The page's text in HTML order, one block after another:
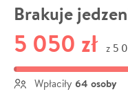
Brakuje
5 050 zł z 5
Wpłaciły 64 osoby